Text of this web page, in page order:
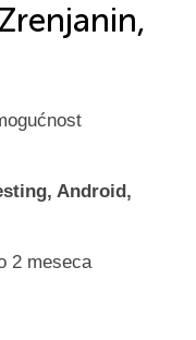
Android,
2 meseca